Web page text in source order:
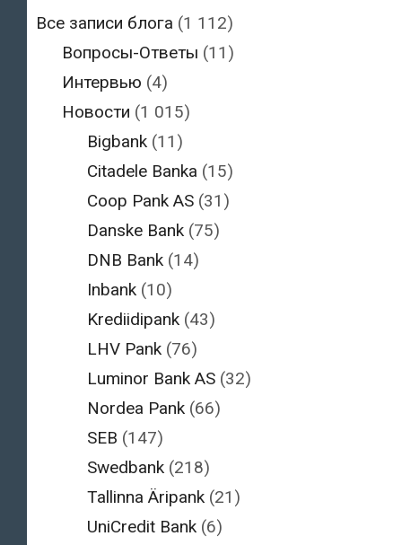
Все записи блога (1 112)
Вопросы-Ответы (11)
Интервью (4)
Новости (1 015)
Bigbank (11)
Citadele Banka (15)
Coop Pank AS (31)
Danske Bank (75)
DNB Bank (14)
Inbank (10)
Krediidipank (43)
LHV Pank (76)
Luminor Bank AS (32)
Nordea Pank (66)
SEB (147)
Swedbank (218)
Tallinna Äripank (21)
UniCredit Bank (6)